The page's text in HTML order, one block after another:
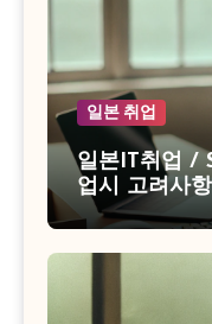
일본 취업
일본IT취업 /
업시 고려사
추천?)